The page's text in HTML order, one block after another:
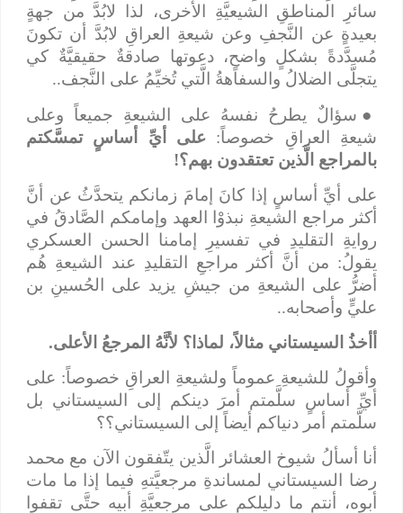
سائرِ المناطقِ الشيعيَّةِ الأخرى، لذا لابُدَّ من جهةٍ
بعيدةٍ عن النَّجفِ وعن شيعةِ العراقِ لابُدَّ أن تكونَ
مُسدَّدةً بشكلٍ واضحٍ، دعوتها صادقةٌ حقيقيَّةٌ كي
يتجلَّى الضلالُ والسفاهةُ الَّتي تُخيِّمُ على النَّجف..
●سؤالٌ يطرحُ نفسهُ على الشيعةِ جميعاً وعلى
شيعةِ العراقِ خصوصاً: على أيِّ أساسٍ تمسَّكتم
بالمراجع الَّذين تعتقدون بهم؟!
على أيِّ أساسٍ إذا كانَ إمامَ زمانكم يتحدَّثُ عن أنَّ
أكثر مراجع الشيعةِ نبذوْا العهد وإمامكم الصَّادقُ في
روايةِ التقليدِ في تفسيرِ إمامنا الحسن العسكري
يقولُ: من أنَّ أكثر مراجعِ التقليدِ عند الشيعةِ هُم
أضرُّ على الشيعةِ من جيشِ يزيد على الحُسينِ بن
عليٍّ وأصحابه..
أأخذُ السيستاني مثالاً، لماذا؟ لأنَّهُ المرجعُ الأعلى.
وأقولُ للشيعةِ عموماً ولشيعةِ العراقِ خصوصاً: على
أيِّ أساسٍ سلَّمتم أمرَ دينكم إلى السيستاني بل
سلَّمتم أمر دنياكم أيضاً إلى السيستاني؟؟
أنا أسألُ شيوخ العشائر الَّذين يتّفقون الآن مع محمد
رضا السيستاني لمساندةِ مرجعيَّتهِ فيما إذا ما مات
أبوه، أنتم ما دليلكم على مرجعيَّةِ أبيه حتَّى تقفوا